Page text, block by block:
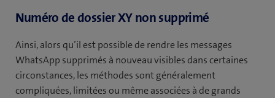
Numéro de dossier XY non supprimé
Ainsi, alors qu’il est possible de rendre les messages
WhatsApp supprimés à nouveau visibles dans certaines
circonstances, les méthodes sont généralement
compliquées, limitées ou même associées à de grands